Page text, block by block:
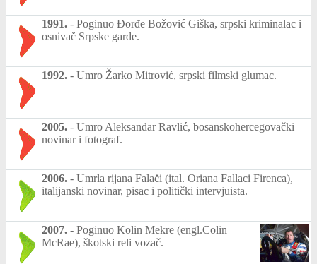
1991. - Poginuo Đorđe Božović Giška, srpski kriminalac i
osnivač Srpske garde.
1992. - Umro Žarko Mitrović, srpski filmski glumac.
2005. - Umro Aleksandar Ravlić, bosanskohercegovački
novinar i fotograf.
2006. - Umrla rijana Falači (ital. Oriana Fallaci Firenca),
italijanski novinar, pisac i politički intervjuista.
2007. - Poginuo Kolin Mekre (engl.Colin
McRae), škotski reli vozač.